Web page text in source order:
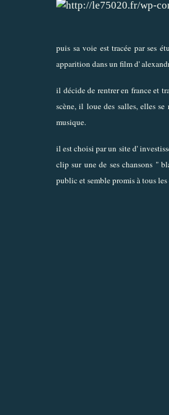
puis sa voie est tracée par ses
apparition dans un film d'
il décide de rentrer en france et
scène, il loue des salles, elles
musique.
il est choisi par un site d'
clip sur une de ses chansons "
public et semble promis à tous les